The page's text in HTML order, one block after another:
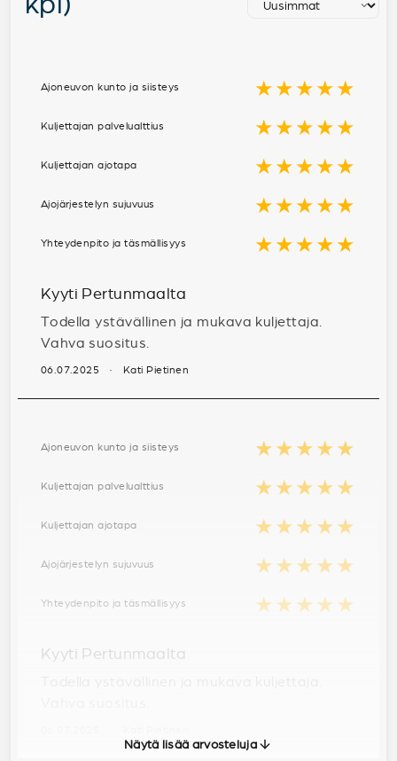
Ajoneuvon kunto ja siisteys ★★★★★
Kuljettajan palvelualttius ★★★★★
Kuljettajan ajotapa ★★★★★
Ajojärjestelyn sujuvuus ★★★★★
Yhteydenpito ja täsmällisyys ★★★★★
Kyyti Pertunmaalta
Todella ystävällinen ja mukava kuljettaja.
Vahva suositus.
06.07.2025 · Kati Pietinen
Ajoneuvon kunto ja siisteys ★★★★★
Kuljettajan palvelualttius ★★★★★
Kuljettajan ajotapa ★★★★★
Ajojärjestelyn sujuvuus ★★★★★
Yhteydenpito ja täsmällisyys ★★★★★
Kyyti Pertunmaalta
Näytä lisää arvosteluja